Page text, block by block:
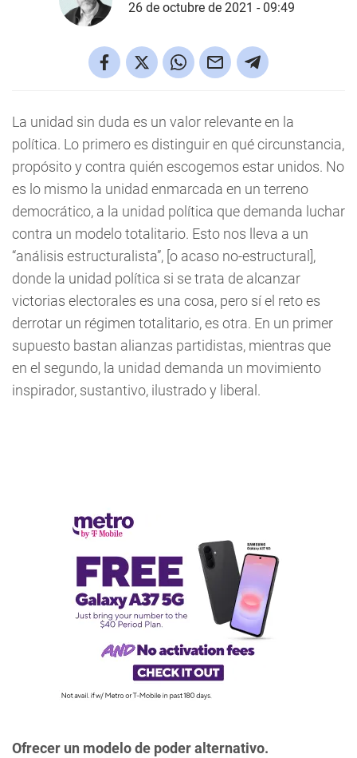
26 de octubre de 2021 - 09:49
La unidad sin duda es un valor relevante en la
política. Lo primero es distinguir en qué circunstancia,
propósito y contra quién escogemos estar unidos. No
es lo mismo la unidad enmarcada en un terreno
democrático, a la unidad política que demanda luchar
contra un modelo totalitario. Esto nos lleva a un
“análisis estructuralista”, [o acaso no-estructural],
donde la unidad política si se trata de alcanzar
victorias electorales es una cosa, pero sí el reto es
derrotar un régimen totalitario, es otra. En un primer
supuesto bastan alianzas partidistas, mientras que
en el segundo, la unidad demanda un movimiento
inspirador, sustantivo, ilustrado y liberal.
Ofrecer un modelo de poder alternativo.